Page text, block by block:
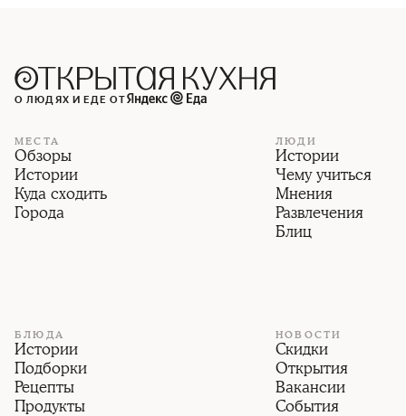
О ЛЮДЯХ И ЕДЕ ОТ
МЕСТА
Обзоры
Истории
Куда сходить
Города
ЛЮДИ
Истории
Чему учиться
Мнения
Развлечения
Блиц
БЛЮДА
Истории
Подборки
Рецепты
Продукты
НОВОСТИ
Скидки
Открытия
Вакансии
События